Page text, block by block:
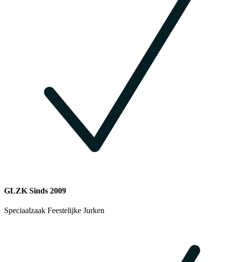
GLZK Sinds 2009
Speciaalzaak Feestelijke Jurken